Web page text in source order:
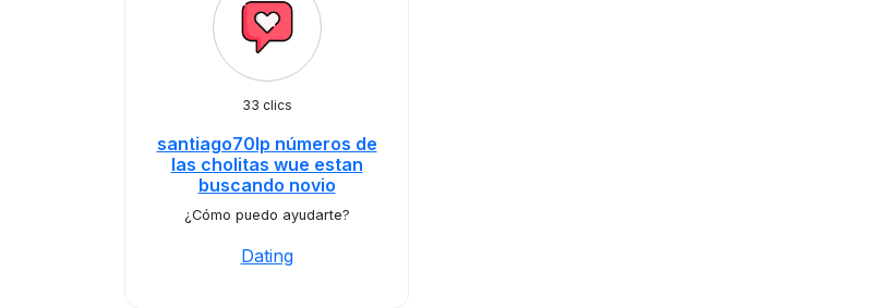
33 clics
santiago70lp números de
las cholitas wue estan
buscando novio
¿Cómo puedo ayudarte?
Dating